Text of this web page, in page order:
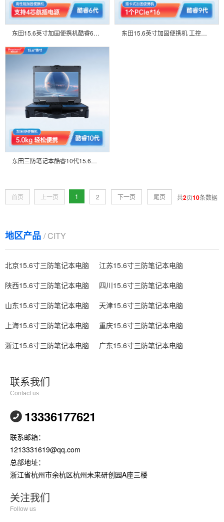
东田15.6英寸加固便携机酷睿6代笔记本式可扩展工业电脑 DTG-U151-WH110 东田15.6英寸加固便携机 工控电脑移动工作站计算机 DTG-1610
东田三防笔记本酷睿10代15.6英寸加固型便携机 DTG-U157-JQ470MC
首页 上一页 1 2 下一页 尾页 共2页10条数据
地区产品 / CITY
北京15.6寸三防笔记本电脑
江苏15.6寸三防笔记本电脑
陕西15.6寸三防笔记本电脑
四川15.6寸三防笔记本电脑
山东15.6寸三防笔记本电脑
天津15.6寸三防笔记本电脑
上海15.6寸三防笔记本电脑
重庆15.6寸三防笔记本电脑
浙江15.6寸三防笔记本电脑
广东15.6寸三防笔记本电脑
联系我们
Contact us
13336177621
联系邮箱：
1213331619@qq.com
总部地址：
浙江省杭州市余杭区杭州未来研创园A座三楼
关注我们
Follow us